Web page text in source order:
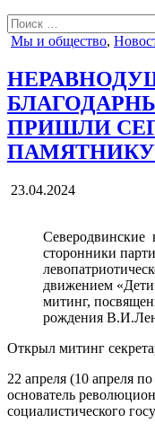
Search
for:
Posted
Мы и общество,
ПРИШЛИ
23.04.2024
Северодвинские
сторонники
движением
митинг,
рождения
Открыл митинг
22 апреля (10 апреля
основатель
социалистического